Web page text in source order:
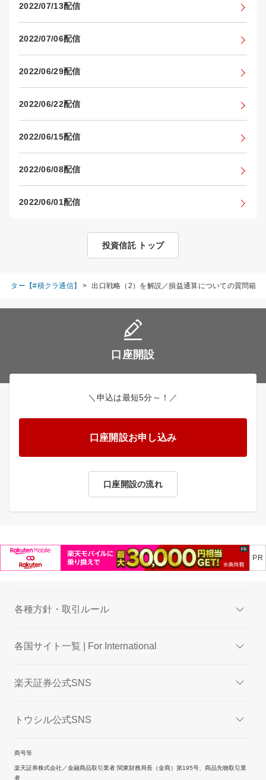
2022/07/13配信
2022/07/06配信
2022/06/29配信
2022/06/22配信
2022/06/15配信
2022/06/08配信
2022/06/01配信
投資信託 トップ
ター【#積クラ通信】 > 出口戦略（2）を解説／損益通算についての質問箱
口座開設
＼申込は最短5分～！／
口座開設お申し込み
口座開設の流れ
各種方針・取引ルール
各国サイト一覧 | For International
楽天証券公式SNS
トウシル公式SNS
商号等
楽天証券株式会社／金融商品取引業者 関東財務局長（金商）第195号、商品先物取引業
者